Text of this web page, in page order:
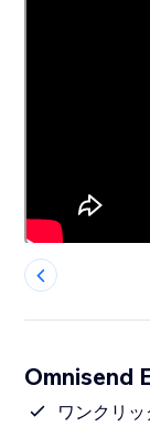
Omnisend
ワンクリ